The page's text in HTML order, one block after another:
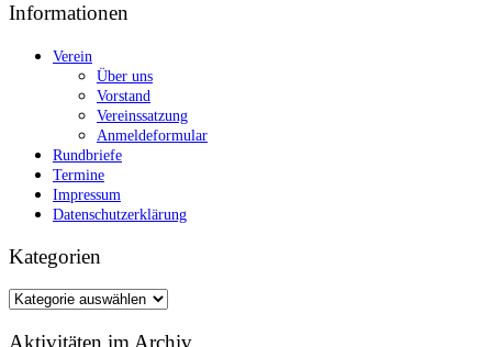
Informationen
Verein
Über uns
Vorstand
Vereinssatzung
Anmeldeformular
Rundbriefe
Termine
Impressum
Datenschutzerklärung
Kategorien
Kategorien
Aktivitäten im Archiv